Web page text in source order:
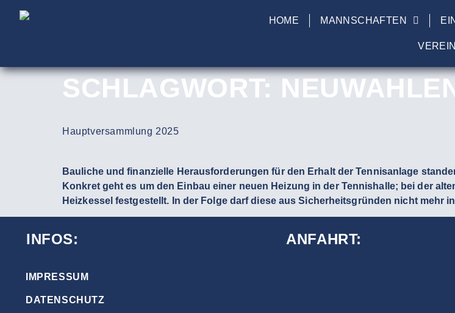
HOME MANNSCHAFTEN
SCHLAGWORT:
Hauptversammlung 2025
Bauliche und finanzielle Herausforderungen für den Erhalt der Tennisanlage
Konkret geht es um den Einbau einer neuen Heizung in der Tennishalle; bei der
Heizkessel festgestellt. In der Folge darf diese aus Sicherheitsgründen nicht mehr
INFOS:
IMPRESSUM
DATENSCHUTZ
ANFAHRT: